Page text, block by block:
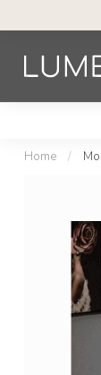
Home /